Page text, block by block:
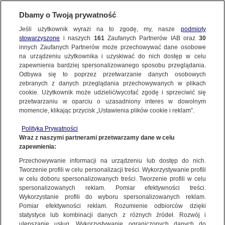
SUBSKRYBUJ
Adrian Szczepański
Dziennikarz tvn24.pl
POWIĄZANE MATERIAŁY
Dbamy o Twoją prywatność
Jeśli użytkownik wyrazi na to zgodę, my, nasze podmioty
stowarzyszone i naszych 161Zaufanych Partnerów IAB oraz 30
innych Zaufanych Partnerów może przechowywać dane osobowe
na urządzeniu użytkownika i uzyskiwać do nich dostęp w celu
zapewnienia bardziej spersonalizowanego sposobu przeglądania.
Odbywa się to poprzez przetwarzanie danych osobowych
zebranych z danych przeglądania przechowywanych w plikach
cookie. Użytkownik może udzielić/wycofać zgodę i sprzeciwić się
przetwarzaniu w oparciu o uzasadniony interes w dowolnym
momencie, klikając przycisk „Ustawienia plików cookie i reklam”.
Polityka Prywatności
Wraz z naszymi partnerami przetwarzamy dane w celu
zapewnienia:
Przechowywanie informacji na urządzeniu lub dostęp do nich.
Tworzenie profili w celu personalizacji treści. Wykorzystywanie profili
w celu doboru spersonalizowanych treści. Tworzenie profili w celu
spersonalizowanych reklam. Pomiar efektywności treści.
Wykorzystanie profili do wyboru spersonalizowanych reklam.
Pomiar efektywności reklam. Rozumienie odbiorców dzięki
statystyce lub kombinacji danych z różnych źródeł. Rozwój i